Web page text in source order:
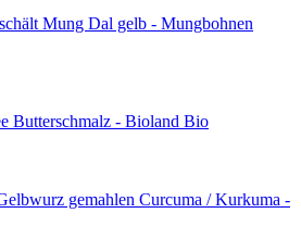
Mung Dal gelb - Mungbohnen
Butterschmalz - Bioland Bio
Curcuma / Kurkuma -